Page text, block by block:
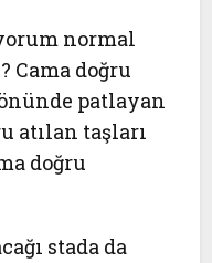
normal
Cama doğru
patlayan
atılan taşları
doğru
stada da